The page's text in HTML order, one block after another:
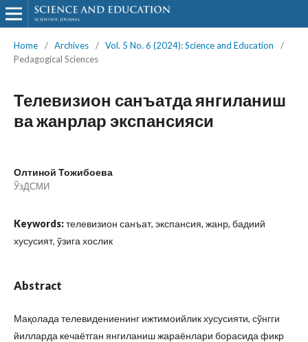
Home / Archives / Vol. 5 No. 6 (2024): Science and Education
/
Pedagogical Sciences
Телевизион санъатда янгиланиш
ва жанрлар экспансияси
Олтиной Тожибоева
ЎзДСМИ
Keywords:телевизион санъат, экспансия, жанр, бадиий
хусусият, ўзига хослик
Abstract
Мақолада телевидениенинг ижтимоийлик хусусияти, сўнгги
йилларда кечаётган янгиланиш жараёнлари борасида фикр